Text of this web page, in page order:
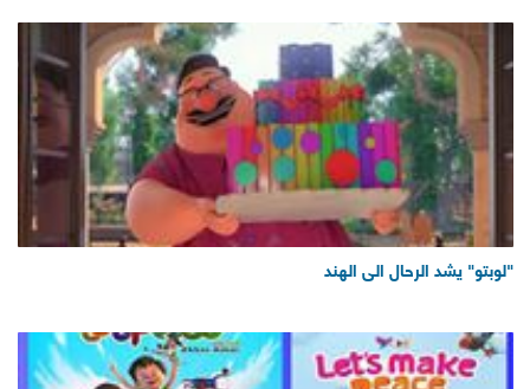
"لوبتو" يشد الرحال الى الهند